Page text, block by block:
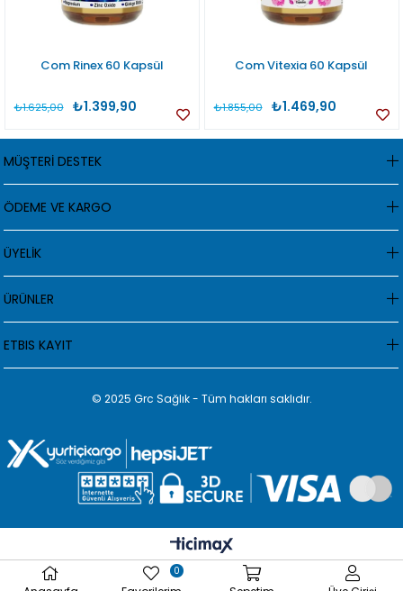
Com Rinex 60 Kapsül
₺1.399,90
₺1.625,00
Com Vitexia 60 Kapsül
₺1.469,90
₺1.855,00
MÜŞTERİ DESTEK
ÖDEME VE KARGO
ÜYELİK
ÜRÜNLER
ETBIS KAYIT
© 2025 Grc Sağlık - Tüm hakları saklıdır.
0